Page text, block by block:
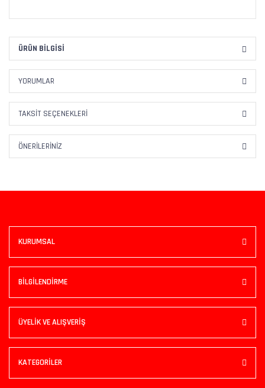
ÜRÜN BILGISI
YORUMLAR
TAKSIT SEÇENEKLERI
ÖNERILERINIZ
KURUMSAL
BİLGİLENDİRME
ÜYELİK VE ALIŞVERİŞ
KATEGORİLER